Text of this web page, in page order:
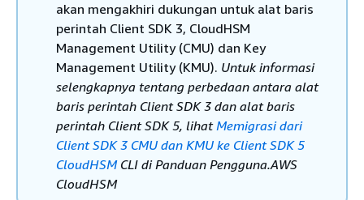
akan mengakhiri dukungan untuk alat baris
perintah Client SDK 3, CloudHSM
Management Utility (CMU) dan Key
Management Utility (KMU). Untuk informasi
selengkapnya tentang perbedaan antara alat
baris perintah Client SDK 3 dan alat baris
perintah Client SDK 5, lihatMemigrasi dari
Client SDK 3 CMU dan KMU ke Client SDK 5
CloudHSMCLI di Panduan Pengguna.AWS
CloudHSM